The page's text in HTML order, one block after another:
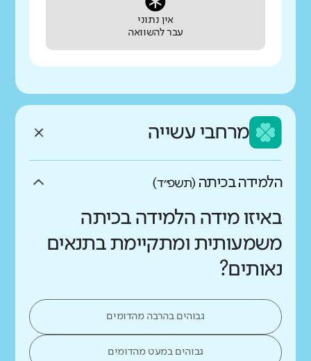
אין נתוני
עבר להשוואה
מרחבי עשייה
הלמידה בכיתה (תשפ״ד)
באיזו מידה הלמידה בכיתה
משמעותית ומתקיימת בתנאים
נאותים?
גבוהים בהרבה מהדומים
גבוהים במעט מהדומים